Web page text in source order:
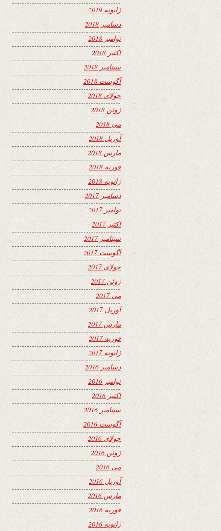
ژانویه 2019
دسامبر 2018
نوامبر 2018
اکتبر 2018
سپتامبر 2018
آگوست 2018
جولای 2018
ژوئن 2018
می 2018
آوریل 2018
مارس 2018
فوریه 2018
ژانویه 2018
دسامبر 2017
نوامبر 2017
اکتبر 2017
سپتامبر 2017
آگوست 2017
جولای 2017
ژوئن 2017
می 2017
آوریل 2017
مارس 2017
فوریه 2017
ژانویه 2017
دسامبر 2016
نوامبر 2016
اکتبر 2016
سپتامبر 2016
آگوست 2016
جولای 2016
ژوئن 2016
می 2016
آوریل 2016
مارس 2016
فوریه 2016
ژانویه 2016